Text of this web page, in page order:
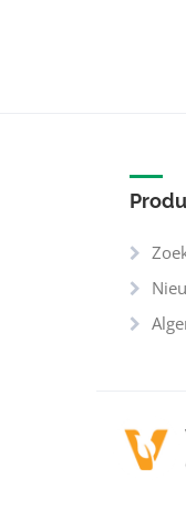
Aloe
Aloe